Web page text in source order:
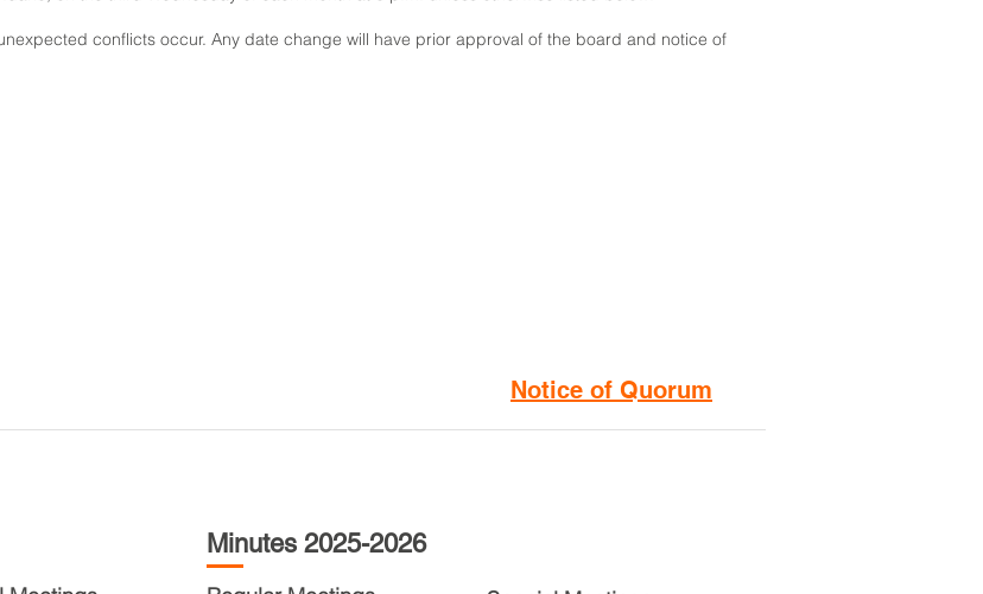
conflicts occur. Any date change will have prior approval of the board and notice of
Notice of Quorum
Minutes 2025-2026